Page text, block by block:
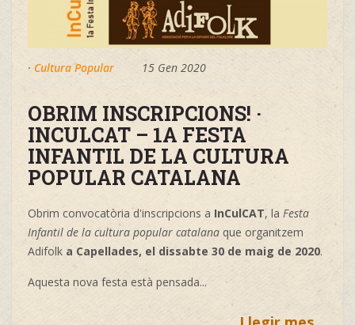
· Cultura Popular 15 Gen 2020
OBRIM INSCRIPCIONS! ·
INCULCAT – 1A FESTA
INFANTIL DE LA CULTURA
POPULAR CATALANA
Obrim convocatòria d'inscripcions a InCulCAT, la Festa
Infantil de la cultura popular catalana que organitzem
Adifolk a Capellades, el dissabte 30 de maig de 2020.
Aquesta nova festa està pensada...